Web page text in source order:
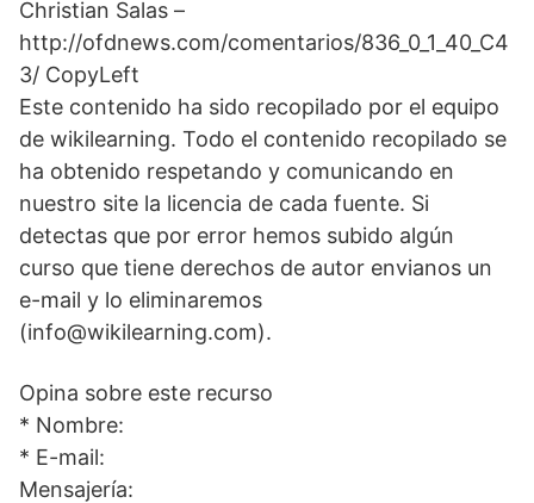
Christian Salas –
http://ofdnews.com/comentarios/836_0_1_40_C4
3/ CopyLeft
Este contenido ha sido recopilado por el equipo
de wikilearning. Todo el contenido recopilado se
ha obtenido respetando y comunicando en
nuestro site la licencia de cada fuente. Si
detectas que por error hemos subido algún
curso que tiene derechos de autor envianos un
e-mail y lo eliminaremos
(info@wikilearning.com).
Opina sobre este recurso
* Nombre:
* E-mail:
Mensajería: